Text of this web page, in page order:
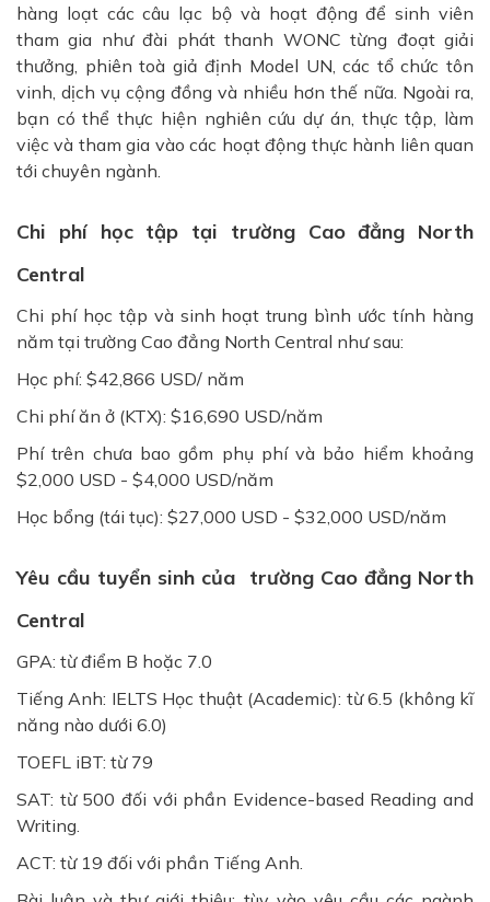
hàng loạt các câu lạc bộ và hoạt động để sinh viên
tham gia như đài phát thanh WONC từng đoạt giải
thưởng, phiên toà giả định Model UN, các tổ chức tôn
vinh, dịch vụ cộng đồng và nhiều hơn thế nữa. Ngoài ra,
bạn có thể thực hiện nghiên cứu dự án, thực tập, làm
việc và tham gia vào các hoạt động thực hành liên quan
tới chuyên ngành.
Chi phí học tập tại trường Cao đẳng North
Central
Chi phí học tập và sinh hoạt trung bình ước tính hàng
năm tại trường Cao đẳng North Central như sau:
Học phí: $42,866 USD/ năm
Chi phí ăn ở (KTX): $16,690 USD/năm
Phí trên chưa bao gồm phụ phí và bảo hiểm khoảng
$2,000 USD - $4,000 USD/năm
Học bổng (tái tục): $27,000 USD - $32,000 USD/năm
Yêu cầu tuyển sinh của trường Cao đẳng North
Central
GPA: từ điểm B hoặc 7.0
Tiếng Anh: IELTS Học thuật (Academic): từ 6.5 (không kĩ
năng nào dưới 6.0)
TOEFL iBT: từ 79
SAT: từ 500 đối với phần Evidence-based Reading and
Writing.
ACT: từ 19 đối với phần Tiếng Anh.